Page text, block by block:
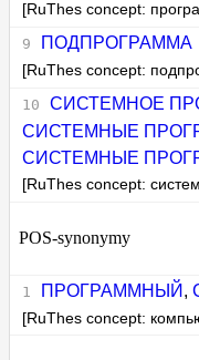
[RuThes concept:
ПОДПРОГРАММА
[RuThes concept:
СИСТЕМНОЕ
СИСТЕМНЫЕ
СИСТЕМНЫЕ
[RuThes concept:
POS-synonymy
ПРОГРАММНЫЙ ,
[RuThes concept: